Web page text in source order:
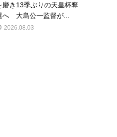
磨き13季ぶりの天皇杯奪
へ 大島公一監督が...
2026.08.03